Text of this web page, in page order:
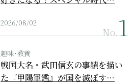
2026/08/02
No.
趣味･教養
戦国大名・武田信玄の事績を描い
た『甲陽軍鑑』が国を滅ぼす…